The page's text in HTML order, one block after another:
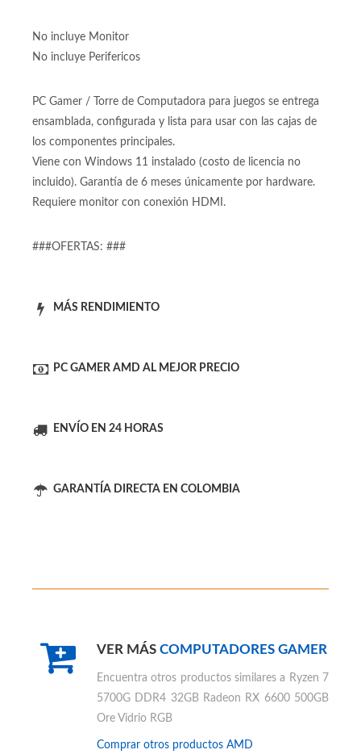
No incluye Monitor
No incluye Perifericos
PC Gamer / Torre de Computadora para juegos se entrega
ensamblada, configurada y lista para usar con las cajas de
los componentes principales.
Viene con Windows 11 instalado (costo de licencia no
incluido). Garantía de 6 meses únicamente por hardware.
Requiere monitor con conexión HDMI.
###OFERTAS: ###
MÁS RENDIMIENTO
PC GAMER AMD AL MEJOR PRECIO
ENVÍO EN 24 HORAS
GARANTÍA DIRECTA EN COLOMBIA
VER MÁS COMPUTADORES GAMER
Encuentra otros productos similares a Ryzen 7
5700G DDR4 32GB Radeon RX 6600 500GB
Ore Vidrio RGB
Comprar otros productos AMD